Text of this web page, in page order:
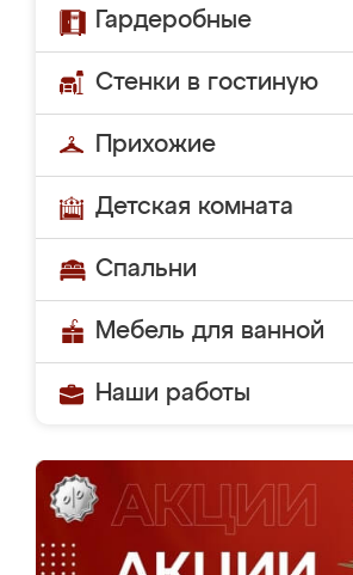
Гардеробные
Стенки в гостиную
Прихожие
Детская комната
Спальни
Мебель для ванной
Наши работы